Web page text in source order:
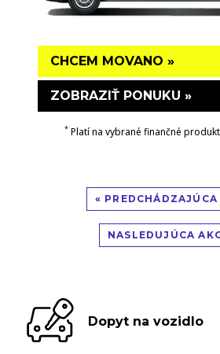
CHCEM MOVANO »
ZOBRAZIŤ PONUKU »
* Platí na vybrané finančné
«
NASLEDUJÚCA
Dopyt na vozidlo